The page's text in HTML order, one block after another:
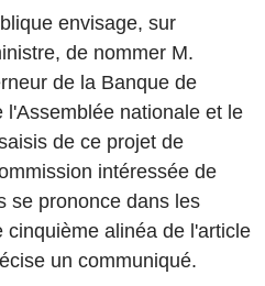
envisage, sur
de nommer M.
de la Banque de
l'Assemblée nationale et le
de ce projet de
intéressée de
se prononce dans les
alinéa de l'article
un communiqué.